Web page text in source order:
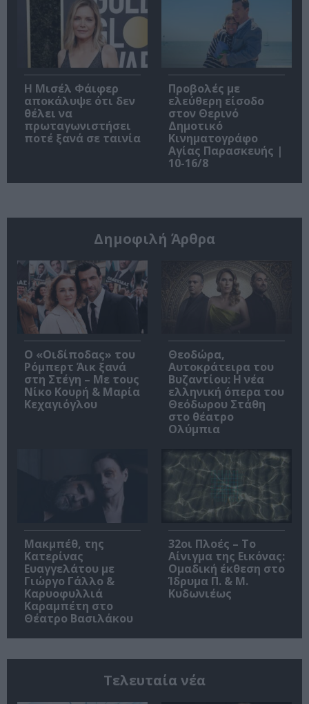
Η Μισέλ Φάιφερ
αποκάλυψε ότι δεν
θέλει να
πρωταγωνιστήσει
ποτέ ξανά σε ταινία
Προβολές με
ελεύθερη είσοδο
στον Θερινό
Δημοτικό
Κινηματογράφο
Αγίας Παρασκευής |
10-16/8
Δημοφιλή Άρθρα
O «Οιδίποδας» του
Ρόμπερτ Άικ ξανά
στη Στέγη – Με τους
Νίκο Κουρή & Μαρία
Κεχαγιόγλου
Θεοδώρα,
Αυτοκράτειρα του
Βυζαντίου: Η νέα
ελληνική όπερα του
Θεόδωρου Στάθη
στο θέατρο
Ολύμπια
Μακμπέθ, της
Κατερίνας
Ευαγγελάτου με
Γιώργο Γάλλο &
Καρυοφυλλιά
Καραμπέτη στο
Θέατρο Βασιλάκου
32οι Πλοές – Το
Αίνιγμα της Εικόνας:
Ομαδική έκθεση στο
Ίδρυμα Π. & Μ.
Κυδωνιέως
Τελευταία νέα